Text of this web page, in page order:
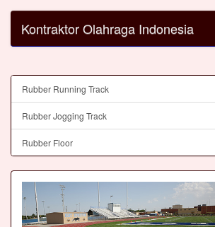
Kontraktor Olahraga Indonesia
Rubber Running Track
Rubber Jogging Track
Rubber Floor